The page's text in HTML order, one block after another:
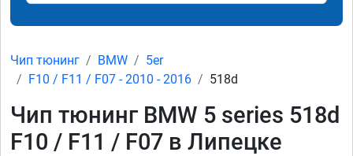
Чип тюнинг BMW
5er
F10 / F11 / F07 - 2010 - 2016
518d
Чип тюнинг BMW 5 series 518d
F10 / F11 / F07 в Липецке